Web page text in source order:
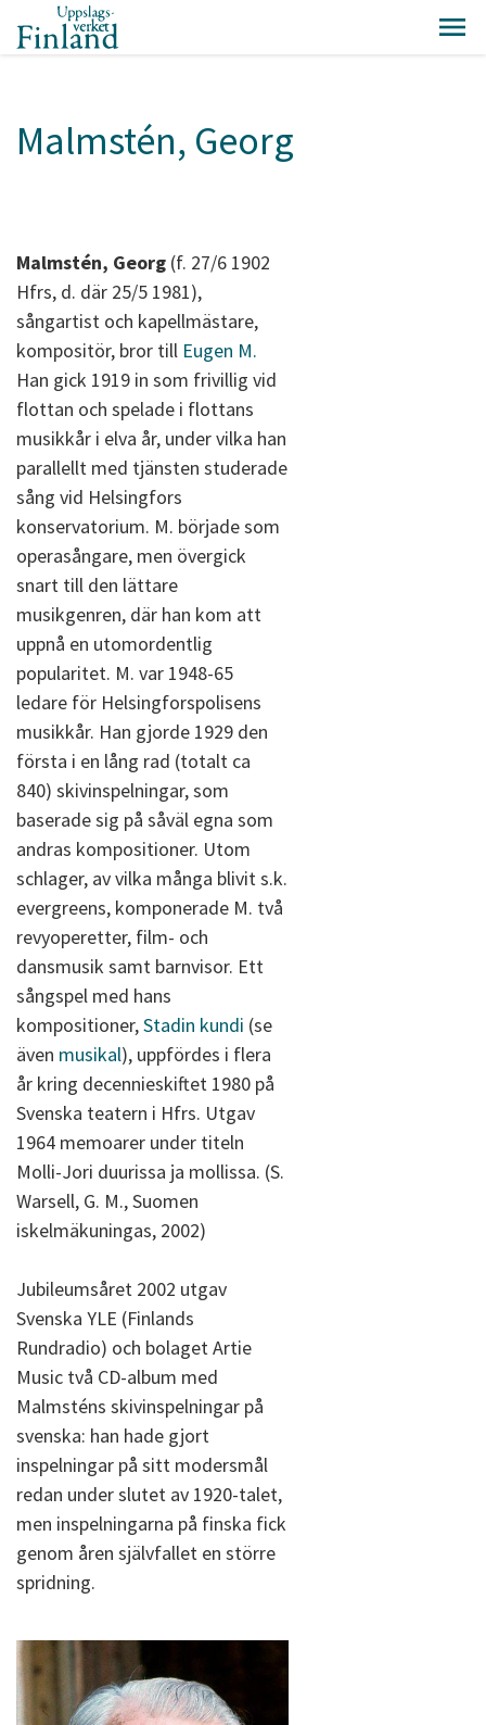
Malmstén, Georg
Malmstén, Georg (f. 27/6 1902
Hfrs, d. där 25/5 1981),
sångartist och kapellmästare,
kompositör, bror till Eugen M.
Han gick 1919 in som frivillig vid
flottan och spelade i flottans
musikkår i elva år, under vilka han
parallellt med tjänsten studerade
sång vid Helsingfors
konservatorium. M. började som
operasångare, men övergick
snart till den lättare
musikgenren, där han kom att
uppnå en utomordentlig
popularitet. M. var 1948-65
ledare för Helsingforspolisens
musikkår. Han gjorde 1929 den
första i en lång rad (totalt ca
840) skivinspelningar, som
baserade sig på såväl egna som
andras kompositioner. Utom
schlager, av vilka många blivit s.k.
evergreens, komponerade M. två
revyoperetter, film- och
dansmusik samt barnvisor. Ett
sångspel med hans
kompositioner,Stadin kundi (se
även musikal), uppfördes i flera
år kring decennieskiftet 1980 på
Svenska teatern i Hfrs. Utgav
1964 memoarer under titeln
Molli-Jori duurissa ja mollissa. (S.
Warsell, G. M., Suomen
iskelmäkuningas, 2002)
Jubileumsåret 2002 utgav
Svenska YLE (Finlands
Rundradio) och bolaget Artie
Music två CD-album med
Malmsténs skivinspelningar på
svenska: han hade gjort
inspelningar på sitt modersmål
redan under slutet av 1920-talet,
men inspelningarna på finska fick
genom åren självfallet en större
spridning.